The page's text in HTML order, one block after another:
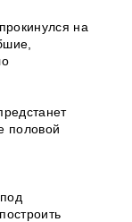
на
половой